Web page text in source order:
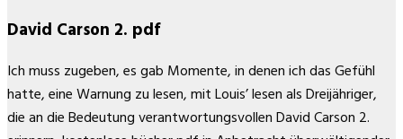
David Carson 2. pdf
Ich muss zugeben, es gab Momente, in denen ich das Gefühl
hatte, eine Warnung zu lesen, mit Louis’ lesen als Dreijähriger,
die an die Bedeutung verantwortungsvollen David Carson 2.